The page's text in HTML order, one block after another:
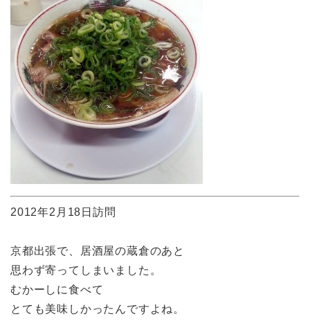
2012年2月18日訪問
京都出張で、居酒屋の蔵倉のあと
思わず寄ってしまいました。
むかーしに食べて
とても美味しかったんですよね。